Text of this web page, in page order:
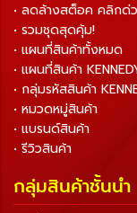
• ลดล้างสต็อค คลิกด่
• รวมชุดสุดคุ้ม!
• แผนที่สินค้าทั้งหมด
• แผนที่สินค้า
• กลุ่มรหัสสินค้า
• หมวดหมู่สินค้า
• แบรนด์สินค้า
• รีวิวสินค้า
กลุ่มสินค้าชั้นนำ